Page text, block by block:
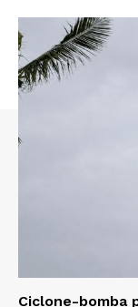
Ciclone-bomba